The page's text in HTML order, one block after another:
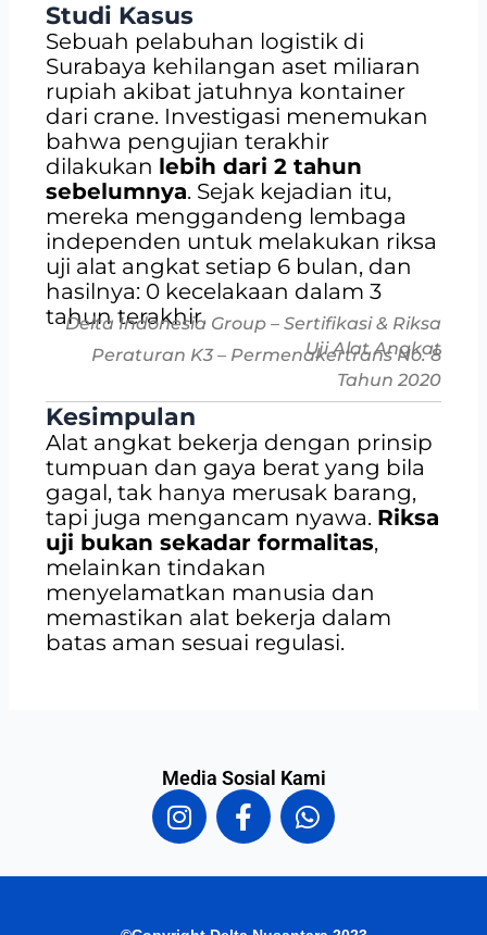
Studi Kasus
Sebuah pelabuhan logistik di
Surabaya kehilangan aset miliaran
rupiah akibat jatuhnya kontainer
dari crane. Investigasi menemukan
bahwa pengujian terakhir
dilakukan lebih dari 2 tahun
sebelumnya. Sejak kejadian itu,
mereka menggandeng lembaga
independen untuk melakukan riksa
uji alat angkat setiap 6 bulan, dan
hasilnya: 0 kecelakaan dalam 3
tahun terakhir.
Delta Indonesia Group – Sertifikasi & Riksa
Uji Alat Angkat
Peraturan K3 – Permenakertrans No. 8
Tahun 2020
Kesimpulan
Alat angkat bekerja dengan prinsip
tumpuan dan gaya berat yang bila
gagal, tak hanya merusak barang,
tapi juga mengancam nyawa. Riksa
uji bukan sekadar formalitas,
melainkan tindakan
menyelamatkan manusia dan
memastikan alat bekerja dalam
batas aman sesuai regulasi.
Media Sosial Kami
I
n
t
F
a
e
W
h
t